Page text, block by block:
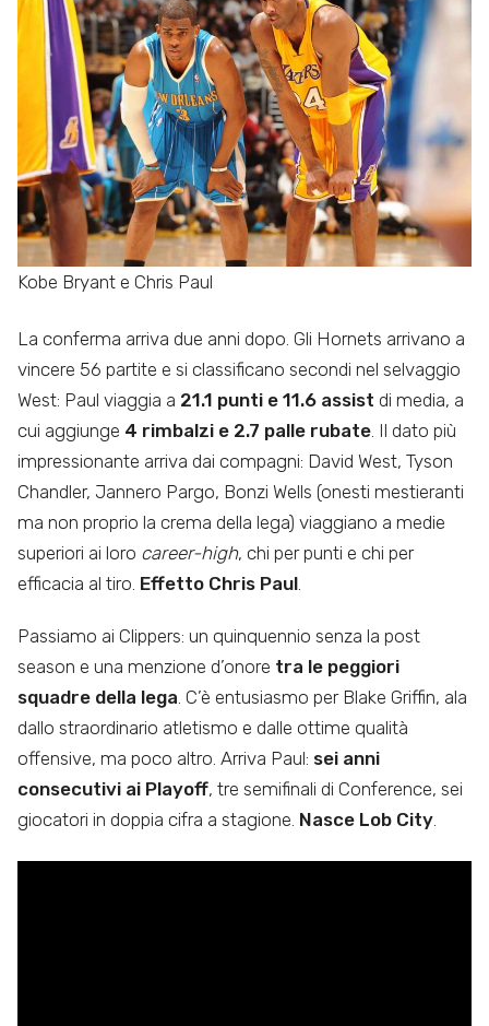
Kobe Bryant e Chris Paul
La conferma arriva due anni dopo. Gli Hornets arrivano a
vincere 56 partite e si classificano secondi nel selvaggio
West: Paul viaggia a 21.1 punti e 11.6 assist di media, a
cui aggiunge 4 rimbalzi e 2.7 palle rubate . Il dato più
impressionante arriva dai compagni: David West, Tyson
Chandler, Jannero Pargo, Bonzi Wells (onesti mestieranti
ma non proprio la crema della lega) viaggiano a medie
superiori ai loro career-high, chi per punti e chi per
efficacia al tiro. Effetto Chris Paul
Passiamo ai Clippers: un quinquennio senza la post
season e una menzione d’onore tra le peggiori
squadre della lega. C’è entusiasmo per Blake Griffin, ala
dallo straordinario atletismo e dalle ottime qualità
offensive, ma poco altro. Arriva Paul: sei anni
consecutivi ai Playoff, tre semifinali di Conference, sei
giocatori in doppia cifra a stagione. Nasce Lob City.